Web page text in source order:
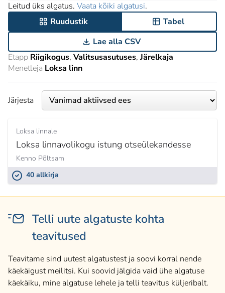
Leitud üks algatus. Vaata kõiki algatusi.
Ruudustik
Tabel
Lae alla CSV
Etapp Riigikogus Valitsusasutuses Järelkaja
Menetleja Loksa linn
Järjesta
Loksa linnale
Loksa linnavolikogu istung otseülekandesse
Kenno Põltsam
40 allkirja
Telli uute algatuste kohta
teavitused
Teavitame sind uutest algatustest ja soovi korral nende
käekäigust meilitsi. Kui soovid jälgida vaid ühe algatuse
käekäiku, mine algatuse lehele ja telli teavitus küljeribalt.